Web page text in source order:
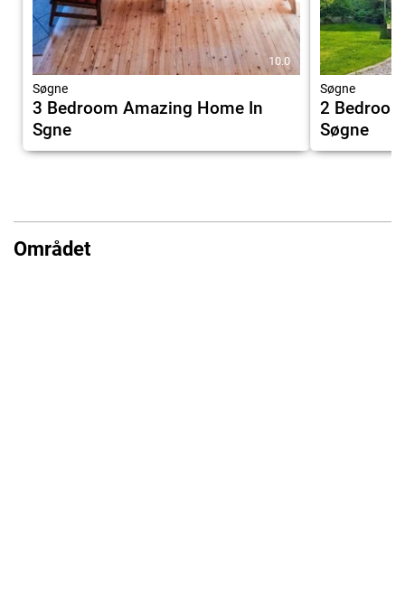
10.0
Søgne
3 Bedroom Amazing Home In
Sgne
Søgne
2
Søgne
Området